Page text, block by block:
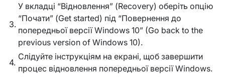
3.
У вкладці “Відновлення” (Recovery) оберіть опцію
“Почати” (Get started) під “Повернення до
попередньої версії Windows 10” (Go back to the
previous version of Windows 10).
4.
Слідуйте інструкціям на екрані, щоб завершити
процес відновлення попередньої версії Windows.